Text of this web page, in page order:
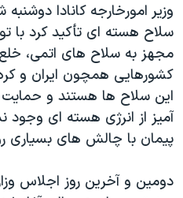
وزیر امورخارجه کانادا
سلاح هسته ای تأکید کرد با
مجهز به سلاح های اتمی،
کشورهایی همچون ایران و
این سلاح ها هستند و حمایت
آمیز از انرژی هسته ای وجود
پیمان با چالش های بسیاری
دومین و آخرین روز اجلاس